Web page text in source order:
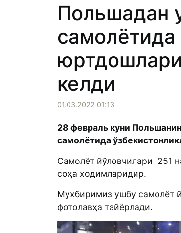
Польшадан
самолётида
келди
01.03.2022 01:13
28 февраль куни
самолётида
Самолёт йўловчилари 251
соҳа ходимларидир.
Мухбиримиз ушбу самолёт
фотолавҳа тайёрлади.